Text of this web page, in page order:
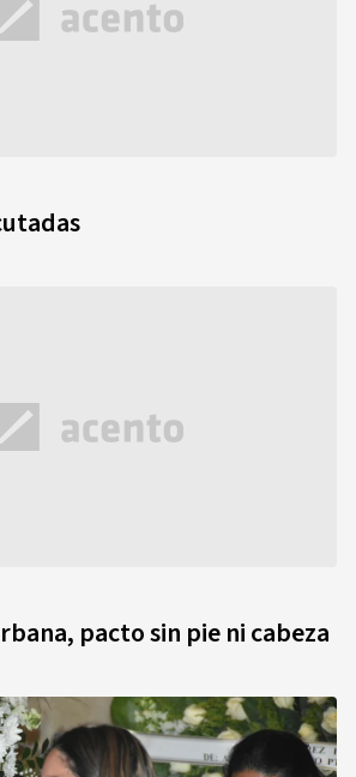
pacto sin pie ni cabeza